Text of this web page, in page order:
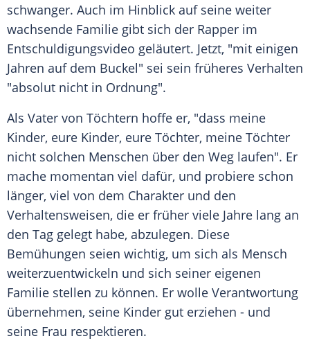
schwanger. Auch im Hinblick auf seine weiter
wachsende Familie gibt sich der Rapper im
Entschuldigungsvideo geläutert. Jetzt, "mit einigen
Jahren auf dem Buckel" sei sein früheres Verhalten
"absolut nicht in Ordnung".
Als Vater von Töchtern hoffe er, "dass meine
Kinder, eure Kinder, eure Töchter, meine Töchter
nicht solchen Menschen über den Weg laufen". Er
mache momentan viel dafür, und probiere schon
länger, viel von dem Charakter und den
Verhaltensweisen, die er früher viele Jahre lang an
den Tag gelegt habe, abzulegen. Diese
Bemühungen seien wichtig, um sich als Mensch
weiterzuentwickeln und sich seiner eigenen
Familie stellen zu können. Er wolle Verantwortung
übernehmen, seine Kinder gut erziehen - und
seine Frau respektieren.